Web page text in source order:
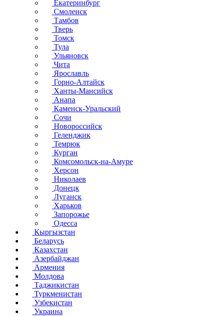
Екатеринбург
Смоленск
Тамбов
Тверь
Томск
Тула
Ульяновск
Чита
Ярославль
Горно-Алтайск
Ханты-Мансийск
Анапа
Каменск-Уральский
Сочи
Новороссийск
Геленджик
Темрюк
Курган
Комсомольск-на-Амуре
Херсон
Николаев
Донецк
Луганск
Харьков
Запорожье
Одесса
Кыргызстан
Беларусь
Казахстан
Азербайджан
Армения
Молдова
Таджикистан
Туркменистан
Узбекистан
Украина